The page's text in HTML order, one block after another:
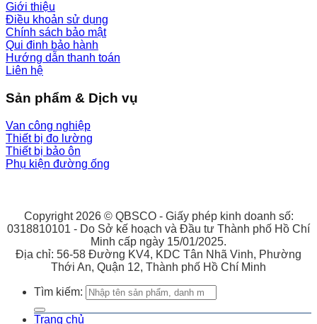
Giới thiệu
Điều khoản sử dụng
Chính sách bảo mật
Qui đinh bảo hành
Hướng dẫn thanh toán
Liên hệ
Sản phẩm & Dịch vụ
Van công nghiệp
Thiết bị đo lường
Thiết bị bảo ôn
Phụ kiện đường ống
Copyright 2026 © QBSCO - Giấy phép kinh doanh số:
0318810101 - Do Sở kế hoạch và Đầu tư Thành phố Hồ Chí
Minh cấp ngày 15/01/2025.
Địa chỉ: 56-58 Đường KV4, KDC Tân Nhã Vinh, Phường
Thới An, Quận 12, Thành phố Hồ Chí Minh
Tìm kiếm:
Trang chủ